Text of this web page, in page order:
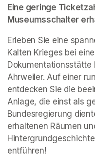
Eine geringe
Museumsschalter
Erleben Sie eine
Kalten Krieges bei
Dokumentationsstätte
Ahrweiler. Auf einer
entdecken Sie die
Anlage, die einst als
Bundesregierung
erhaltenen Räumen
entführen!